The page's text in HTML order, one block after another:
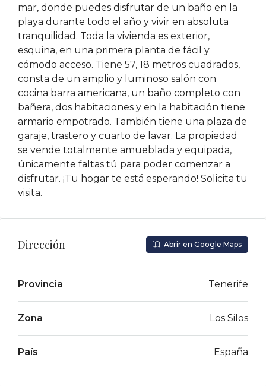
mar, donde puedes disfrutar de un baño en la
playa durante todo el año y vivir en absoluta
tranquilidad. Toda la vivienda es exterior,
esquina, en una primera planta de fácil y
cómodo acceso. Tiene 57, 18 metros cuadrados,
consta de un amplio y luminoso salón con
cocina barra americana, un baño completo con
bañera, dos habitaciones y en la habitación tiene
armario empotrado. También tiene una plaza de
garaje, trastero y cuarto de lavar. La propiedad
se vende totalmente amueblada y equipada,
únicamente faltas tú para poder comenzar a
disfrutar. ¡Tu hogar te está esperando! Solicita tu
visita.
Dirección Abrir en Google Maps
Provincia Tenerife
Zona Los Silos
País España